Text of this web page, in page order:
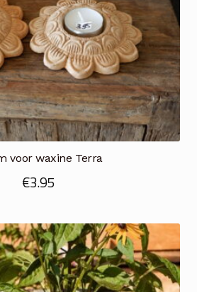
voor waxine Terra
€3.95